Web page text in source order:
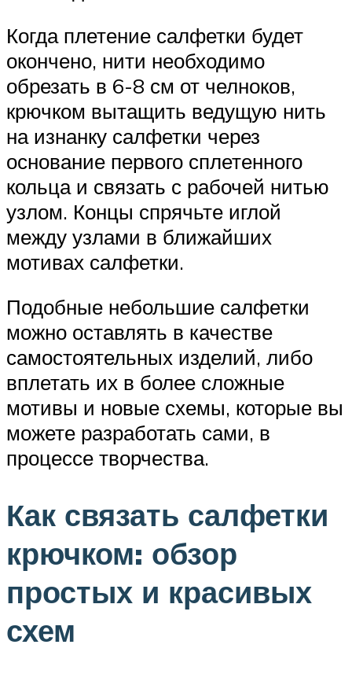
Когда плетение салфетки будет
окончено, нити необходимо
обрезать в 6-8 см от челноков,
крючком вытащить ведущую нить
на изнанку салфетки через
основание первого сплетенного
кольца и связать с рабочей нитью
узлом. Концы спрячьте иглой
между узлами в ближайших
мотивах салфетки.
Подобные небольшие салфетки
можно оставлять в качестве
самостоятельных изделий, либо
вплетать их в более сложные
мотивы и новые схемы, которые вы
можете разработать сами, в
процессе творчества.
Как связать салфетки
крючком: обзор
простых и красивых
схем